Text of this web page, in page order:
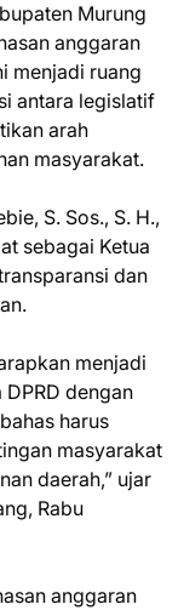
Murung
anggaran
menjadi ruang
antara legislatif
arah
masyarakat.
S. Sos., S. H.,
sebagai Ketua
dan
menjadi
dengan
harus
masyarakat
daerah,” ujar
Rabu
anggaran